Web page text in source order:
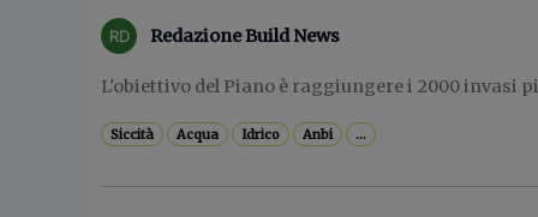
Redazione Build News
L'obiettivo del Piano è raggiungere i 2000 invasi
Siccità Acqua Idrico Anbi ...